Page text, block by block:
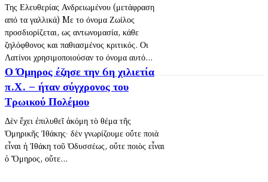
Της Ελευθερίας Ανδρειωμένου (μετάφραση
από τα γαλλικά) Mε το όνομα Ζωίλος
προσδιορίζεται, ως αντωνομασία, κάθε
ζηλόφθονος και παθιασμένος κριτικός. Οι
Λατίνοι χρησιμοποιούσαν το όνομα αυτό...
Ο Όμηρος έζησε την 6η χιλιετία
π.Χ. – ήταν σύγχρονος του
Τρωικού Πολέμου
Δὲν ἔχει ἐπιλυθεῖ ἀκόμη τὸ θέμα τῆς
Ὁμηρικῆς Ἰθάκης· δὲν γνωρίζουμε οὔτε ποιὰ
εἶναι ἡ Ἰθάκη τοῦ Ὀδυσσέως, οὔτε ποιὸς εἶναι
ὁ Ὅμηρος, οὔτε...